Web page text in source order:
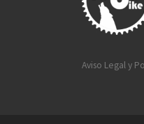
Aviso Legal y